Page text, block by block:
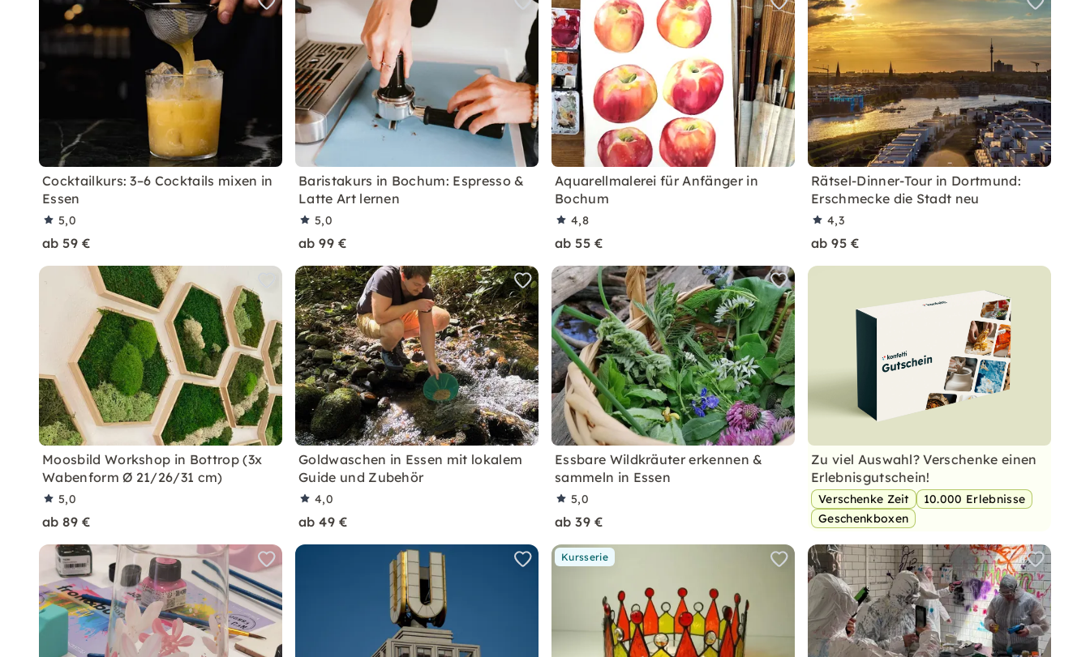
Cocktailkurs: 3–6 Cocktails mixen in
Essen
5,0
ab 59 €
Baristakurs in Bochum: Espresso &
Latte Art lernen
5,0
ab 99 €
Aquarellmalerei für Anfänger in
Bochum
4,8
ab 55 €
Rätsel-Dinner-Tour in Dortmund:
Erschmecke die Stadt neu
4,3
ab 95 €
Moosbild Workshop in Bottrop (3x
Wabenform Ø 21/26/31 cm)
5,0
ab 89 €
Goldwaschen in Essen mit lokalem
Guide und Zubehör
4,0
ab 49 €
Essbare Wildkräuter erkennen &
sammeln in Essen
5,0
ab 39 €
Zu viel Auswahl? Verschenke einen
Erlebnisgutschein!
Verschenke Zeit
10.000 Erlebnisse
Geschenkboxen
Kursserie